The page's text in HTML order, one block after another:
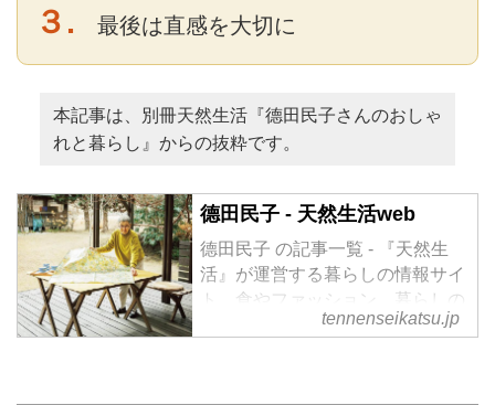
３. 最後は直感を大切に
本記事は、別冊天然生活『德田民子さんのおしゃ
れと暮らし』からの抜粋です。
德田民子 - 天然生活web
德田民子 の記事一覧 - 『天然生
活』が運営する暮らしの情報サイ
ト。食やファッション、暮らしの
知恵はもちろん、Webオリジナル
tennenseikatsu.jp